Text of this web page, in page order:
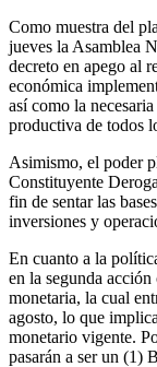
Como muestra del
jueves la Asamblea
decreto en apego al
económica
así como la
productiva de todos
Asimismo, el poder
Constituyente
fin de sentar las
inversiones y
En cuanto a la
en la segunda
monetaria, la cual
agosto, lo que
monetario vigente.
pasarán a ser un (1)